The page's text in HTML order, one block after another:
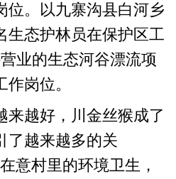
位。以九寨沟县白河乡
生态护林员在保护区工
业的生态河谷漂流项
作岗位。
越好，川金丝猴成了
了越来越多的关
意村里的环境卫生，